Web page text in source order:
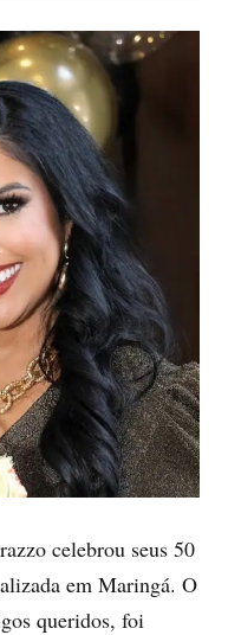
celebrou seus 50
em Maringá. O
queridos, foi